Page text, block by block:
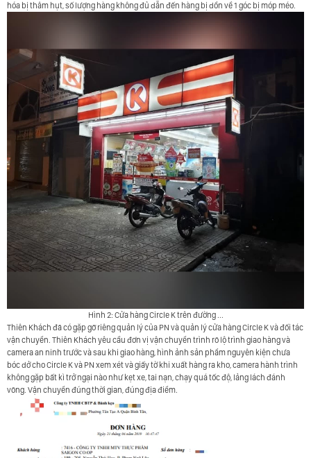
hóa bị thâm hụt, số lượng hàng không đủ dẫn đến hàng bị dồn về 1 góc bị móp méo.
Hình 2: Cửa hàng Circle K trên đường ...
Thiên Khách đã có gặp gỡ riêng quản lý của PN và quản lý cửa hàng Circle K và đối tác
vận chuyển. Thiên Khách yêu cầu đơn vị vận chuyển trình rõ lộ trình giao hàng và
camera an ninh trước và sau khi giao hàng, hình ảnh sản phẩm nguyên kiện chưa
bóc dở cho Circle K và PN xem xét và giấy tờ khi xuất hàng ra kho, camera hành trình
không gặp bất kì trở ngại nào như kẹt xe, tai nạn, chạy quá tốc độ, lảng lách đánh
võng. Vận chuyển đúng thời gian, đúng địa điểm.